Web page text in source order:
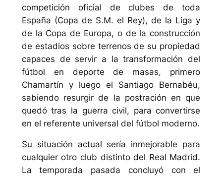
competición oficial de clubes de toda
España (Copa de S.M. el Rey), de la Liga y
de la Copa de Europa, o de la construcción
de estadios sobre terrenos de su propiedad
capaces de servir a la transformación del
fútbol en deporte de masas, primero
Chamartín y luego el Santiago Bernabéu,
sabiendo resurgir de la postración en que
quedó tras la guerra civil, para convertirse
en el referente universal del fútbol moderno.
Su situación actual sería inmejorable para
cualquier otro club distinto del Real Madrid.
La temporada pasada concluyó con el